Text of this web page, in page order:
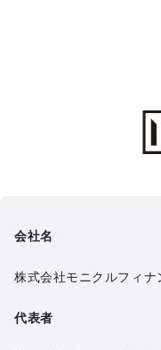
会社名
株式会社モニクルフィナ
代表者